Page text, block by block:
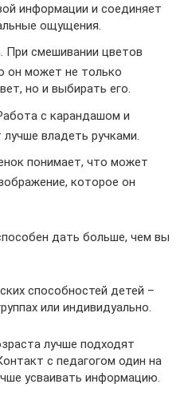
информации и соединяет
ощущения.
При смешивании цветов
он может не только
но и выбирать его.
с карандашом и
владеть ручками.
понимает, что может
которое он
дать больше, чем вы
способностей детей –
или индивидуально.
лучше подходят
с педагогом один на
усваивать информацию.